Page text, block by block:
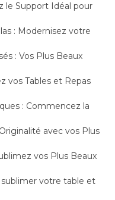
le Support Idéal pour
: Modernisez votre
: Vos Plus Beaux
vos Tables et Repas
: Commencez la
avec vos Plus
vos Plus Beaux
sublimer votre table et